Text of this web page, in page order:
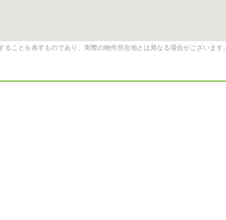
ことを表すものであり、実際の物件所在地とは異なる場合がございます。